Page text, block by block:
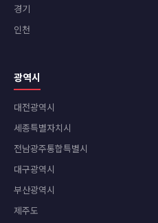
경기
인천
광역시
대전광역시
세종특별자치시
전남광주통합특별시
대구광역시
부산광역시
제주도